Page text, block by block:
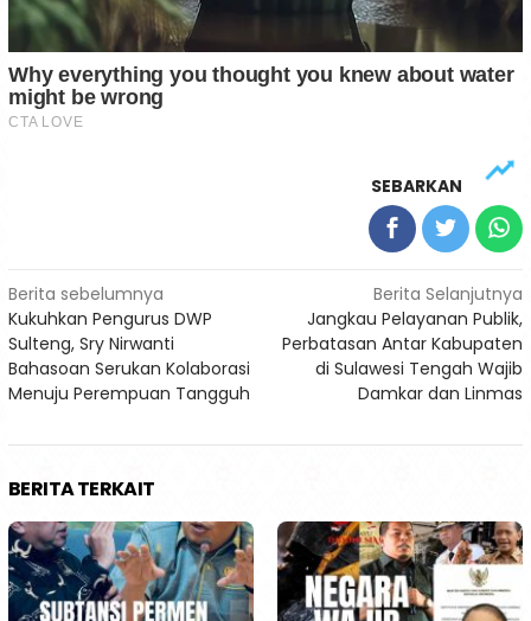
SEBARKAN
Navigasi
pos
Berita sebelumnya
Kukuhkan Pengurus DWP
Sulteng, Sry Nirwanti
Bahasoan Serukan Kolaborasi
Menuju Perempuan Tangguh
Berita Selanjutnya
Jangkau Pelayanan Publik,
Perbatasan Antar Kabupaten
di Sulawesi Tengah Wajib
Damkar dan Linmas
BERITA TERKAIT